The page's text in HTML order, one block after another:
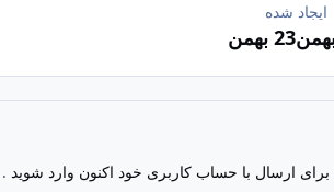
ایجاد شده
23 بهمن
برای ارسال با حساب کاربری خود اکنون وارد شوید.